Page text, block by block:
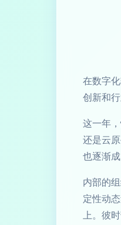
在数字
创新和
这一年
还是云
也逐渐
内部的
定性动
上。彼